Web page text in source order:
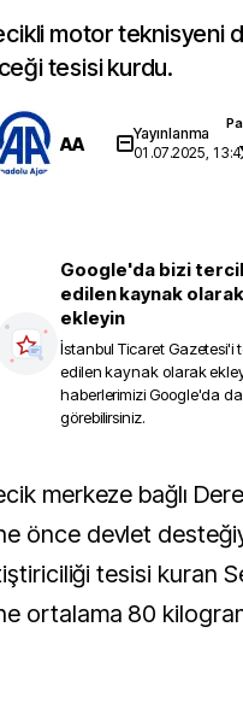
motor teknisyeni
tesisi kurdu.
AA
Yayınlanma
01.07.2025,
Google'da bizi
edilen kaynak olarak
ekleyin
İstanbul Ticaret Gazetesi'i
edilen kaynak olarak
haberlerimizi Google'da
görebilirsiniz.
önce devlet
tesisi kuran
ortalama 80